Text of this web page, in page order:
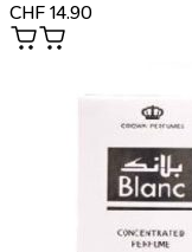
CHF 14.90